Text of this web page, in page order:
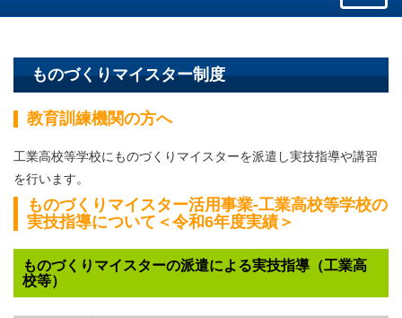
ものづくりマイスター制度
教育訓練機関の方へ
工業高校等学校にものづくりマイスターを派遣し実技指導や講習
を行います。
ものづくりマイスター活用事業-工業高校等学校の
実技指導について＜令和6年度実績＞
ものづくりマイスターの派遣による実技指導（工業高
校等）